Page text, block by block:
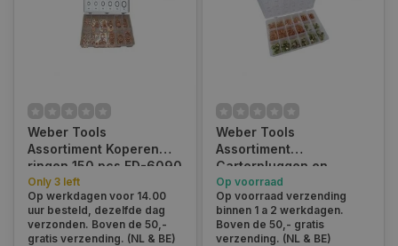
Weber Tools
Assortiment Koperen
ringen 150 pcs FD-6090
Only 3 left
Op werkdagen voor 14.00
uur besteld, dezelfde dag
verzonden. Boven de 50,-
gratis verzending. (NL & BE)
Weber Tools
Assortiment
Carterpluggen en
afdichtingen FD-0071
Op voorraad
Op voorraad verzending
binnen 1 a 2 werkdagen.
Boven de 50,- gratis
verzending. (NL & BE)